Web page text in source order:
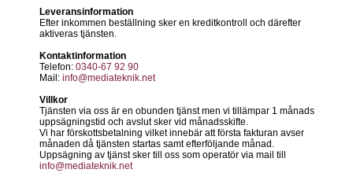
Leveransinformation
Efter inkommen beställning sker en kreditkontroll och därefter
aktiveras tjänsten.
Kontaktinformation
Telefon: 0340-67 92 90
Mail: info@mediateknik.net
Villkor
Tjänsten via oss är en obunden tjänst men vi tillämpar 1 månads
uppsägningstid och avslut sker vid månadsskifte.
Vi har förskottsbetalning vilket innebär att första fakturan avser
månaden då tjänsten startas samt efterföljande månad.
Uppsägning av tjänst sker till oss som operatör via mail till
info@mediateknik.net